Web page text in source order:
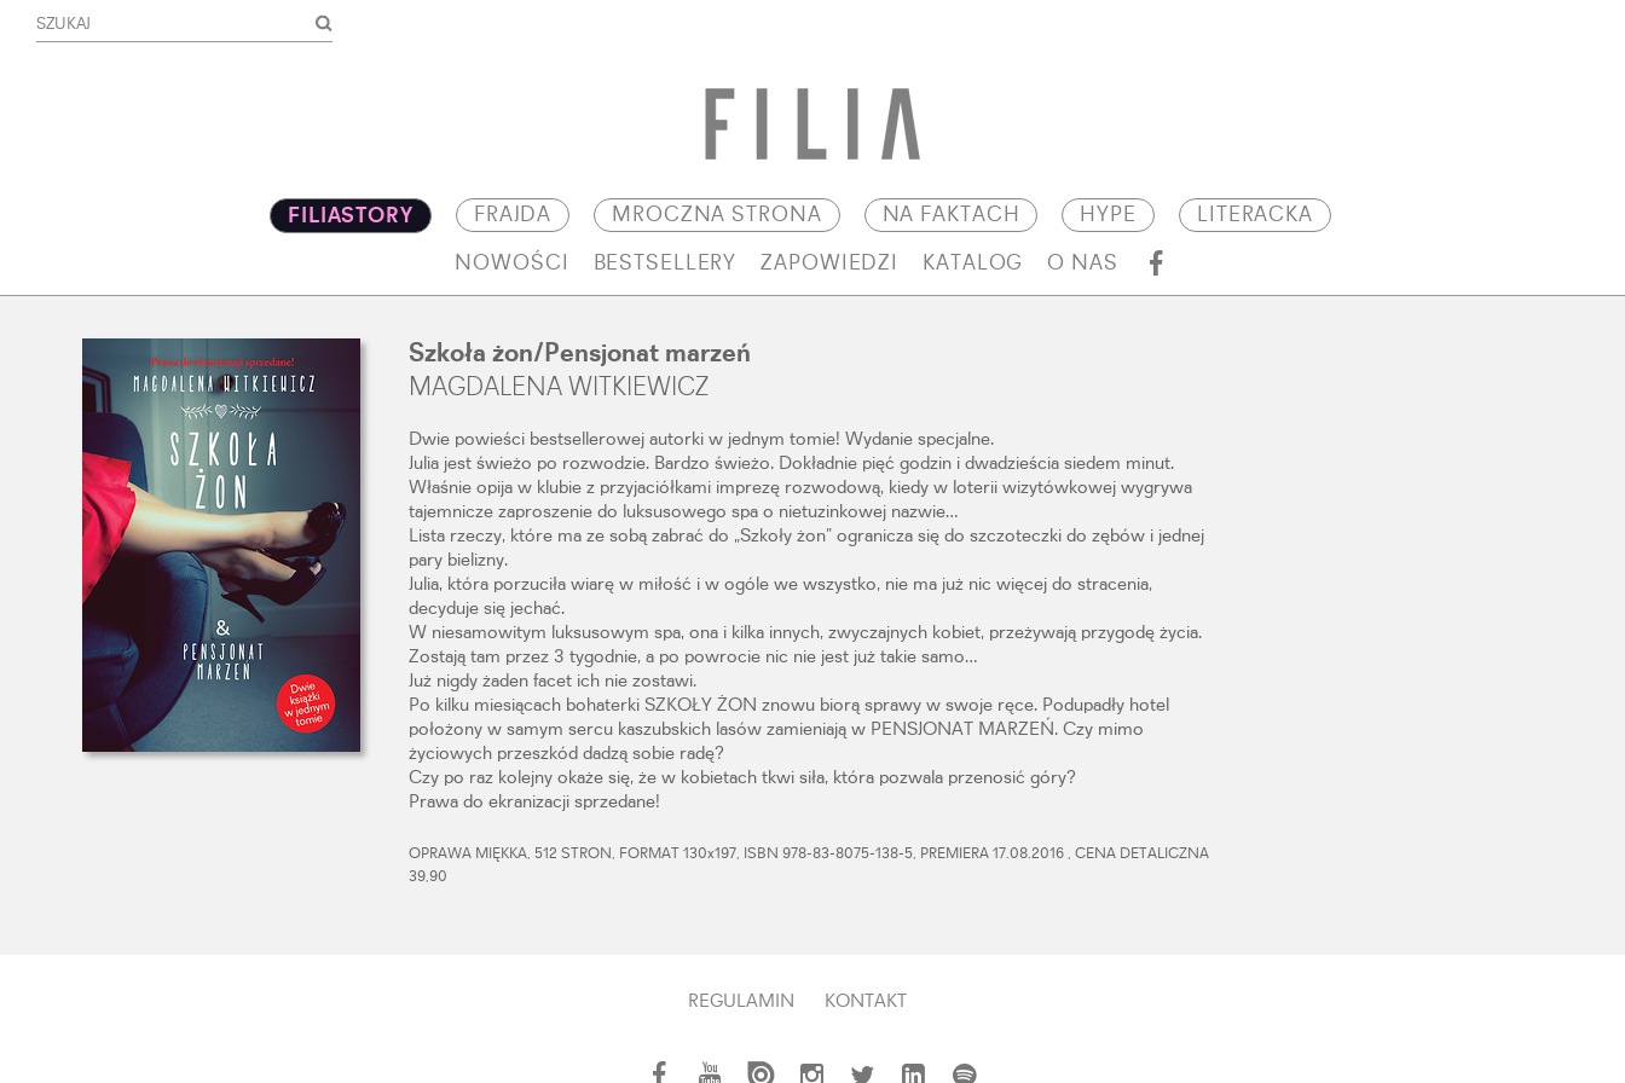
FILIASTORY FRAJDA MROCZNA STRONA NA FAKTACH HYPE LITERACKA
NOWOŚCI BESTSELLERY ZAPOWIEDZI KATALOG O NAS
Szkoła żon/Pensjonat marzeń
MAGDALENA WITKIEWICZ
Dwie powieści bestsellerowej autorki w jednym tomie! Wydanie specjalne.
Julia jest świeżo po rozwodzie. Bardzo świeżo. Dokładnie pięć godzin i dwadzieścia siedem minut.
Właśnie opija w klubie z przyjaciółkami imprezę rozwodową, kiedy w loterii wizytówkowej wygrywa
tajemnicze zaproszenie do luksusowego spa o nietuzinkowej nazwie…
Lista rzeczy, które ma ze sobą zabrać do „Szkoły żon” ogranicza się do szczoteczki do zębów i jednej
pary bielizny.
Julia, która porzuciła wiarę w miłość i w ogóle we wszystko, nie ma już nic więcej do stracenia,
decyduje się jechać.
W niesamowitym luksusowym spa, ona i kilka innych, zwyczajnych kobiet, przeżywają przygodę życia.
Zostają tam przez 3 tygodnie, a po powrocie nic nie jest już takie samo…
Już nigdy żaden facet ich nie zostawi.
Po kilku miesiącach bohaterki SZKOŁY ŻON znowu biorą sprawy w swoje ręce. Podupadły hotel
położony w samym sercu kaszubskich lasów zamieniają w PENSJONAT MARZEŃ. Czy mimo
życiowych przeszkód dadzą sobie radę?
Czy po raz kolejny okaże się, że w kobietach tkwi siła, która pozwala przenosić góry?
Prawa do ekranizacji sprzedane!
OPRAWA MIĘKKA, 512 STRON, FORMAT 130x197, ISBN 978-83-8075-138-5, PREMIERA 17.08.2016 , CENA DETALICZNA
39,90
REGULAMIN KONTAKT